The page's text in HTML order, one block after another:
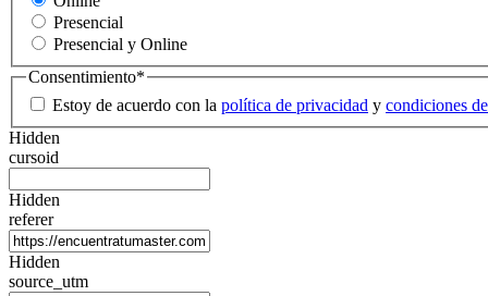
Presencial
Presencial y Online
Consentimiento*
Estoy de acuerdo con la política de privacidad y condiciones
Hidden
cursoid
Hidden
referer
Hidden
source_utm